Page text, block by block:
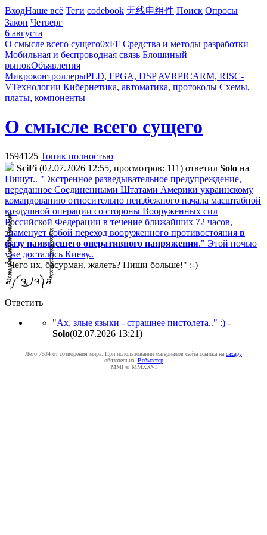
ВходНаше всё Теги codebook 无线电组件 Поиск Опросы
Закон Четверг
6 августа
О смысле всего сущего0xFF Средства и методы разработки
Мобильная и беспроводная связь Блошиный
рынокОбъявления
МикроконтроллерыPLD, FPGA, DSP AVRPICARM, RISC-
VТехнологии Кибернетика, автоматика, протоколы Схемы,
платы, компоненты
О смысле всего сущего
1594125 Топик полностью
SciFi (02.07.2026 12:55, просмотров: 111) ответил Solo на
Пишут.. "Экстренное разведывательное предупреждение,
переданное Соединенными Штатами Америки украинскому
командованию относительно неизбежного начала масштабной
воздушной операции со стороны Вооруженных сил
Российской Федерации в течение ближайших 72 часов,
знаменует собой переход вооруженного противостояния в
фазу наивысшего оперативного напряжения." Этой ночью
уже досталось Киеву..
"Чего их, басурман, жалеть? Пиши больше!" :-)
ส็็็็็็็็็็็็็็็็็็็็็็็็็༼ ຈل͜ຈ༽ส้้้้้้้้้้้้้้้้้้้้้้้
Ответить
"Ах, злые языки - страшнее пистолета.." :) -
Solo(02.07.2026 13:21)
Лето 7534 от сотворения мира. При использовании материалов сайта ссылка на caxapу
обязательна. Вебмастер
MMI © MMXXVI